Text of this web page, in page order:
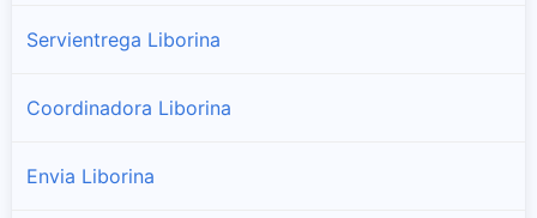
Servientrega Liborina
Coordinadora Liborina
Envia Liborina